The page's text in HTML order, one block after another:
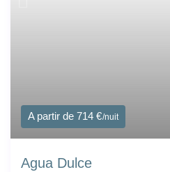
A partir de 714 €/nuit
Agua Dulce